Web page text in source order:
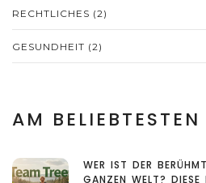
RECHTLICHES (2)
GESUNDHEIT (2)
AM BELIEBTESTEN
WER IST DER
GANZEN WELT? DIESE